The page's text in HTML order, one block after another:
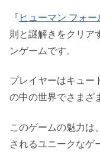
『 ヒューマン フォー
則と謎解きをクリア
ンゲームです。
プレイヤーはキュー
の中の世界でさまざ
このゲームの魅力は
されるユニークなゲ